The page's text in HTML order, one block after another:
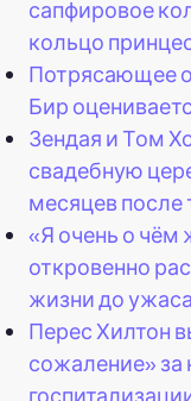
сапфировое
кольцо
Потрясающее
Бир
Зендая и Том
свадебную
месяцев после
«Я очень о
откровенно
жизни до
Перес Хилтон
сожаление» за